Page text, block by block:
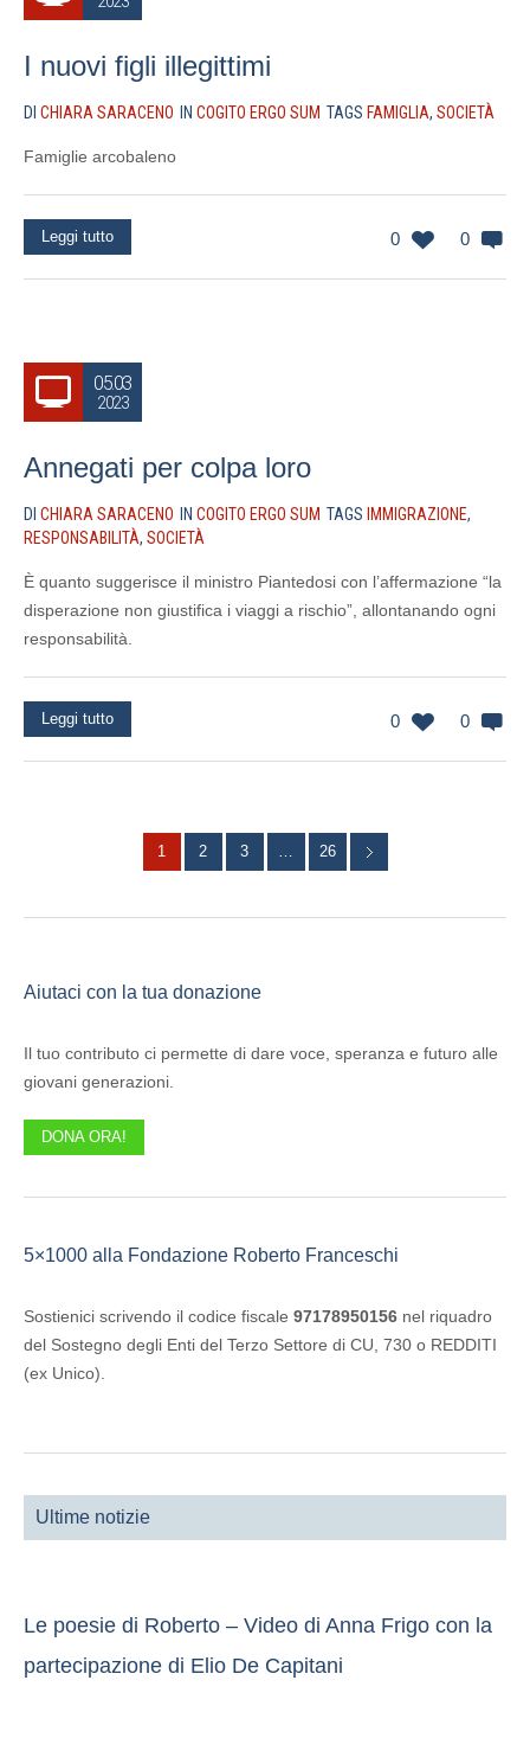
I nuovi figli illegittimi
DI CHIARA SARACENO IN COGITO ERGO SUM TAGS FAMIGLIA, SOCIETÀ
Famiglie arcobaleno
0 0
Leggi tutto
05.03
2023
Annegati per colpa loro
DI CHIARA SARACENO IN COGITO ERGO SUM TAGS IMMIGRAZIONE,
RESPONSABILITÀ, SOCIETÀ
È quanto suggerisce il ministro Piantedosi con l’affermazione “la
disperazione non giustifica i viaggi a rischio”, allontanando ogni
responsabilità.
0 0
Leggi tutto
1 2 3 … 26
Aiutaci con la tua donazione
Il tuo contributo ci permette di dare voce, speranza e futuro alle
giovani generazioni.
DONA ORA!
5×1000 alla Fondazione Roberto Franceschi
Sostienici scrivendo il codice fiscale 97178950156 nel riquadro
del Sostegno degli Enti del Terzo Settore di CU, 730 o REDDITI
(ex Unico).
Ultime notizie
Le poesie di Roberto – Video di Anna Frigo con la
partecipazione di Elio De Capitani